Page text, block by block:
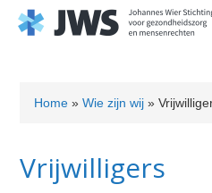
primary
content
primary
secondary
footer
Home »Wie zijn wij »
Vrijwilligers